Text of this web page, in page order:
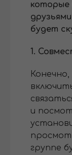
которые
будет
1.
и
группе